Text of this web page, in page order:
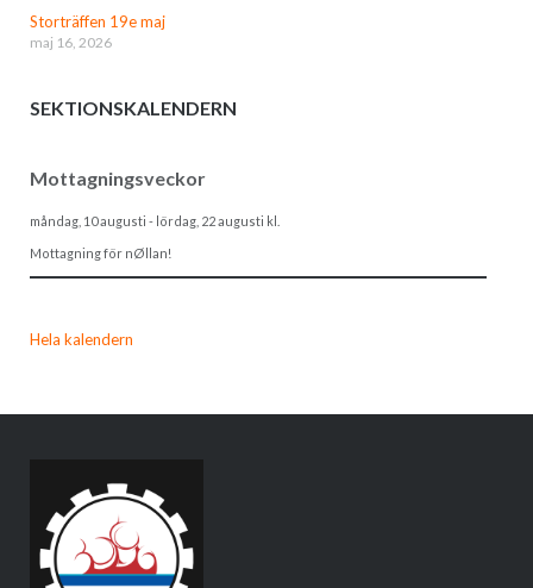
Storträffen 19e maj
maj 16, 2026
SEKTIONSKALENDERN
Mottagningsveckor
måndag, 10 augusti - lördag, 22 augusti kl.
Mottagning för nØllan!
Hela kalendern